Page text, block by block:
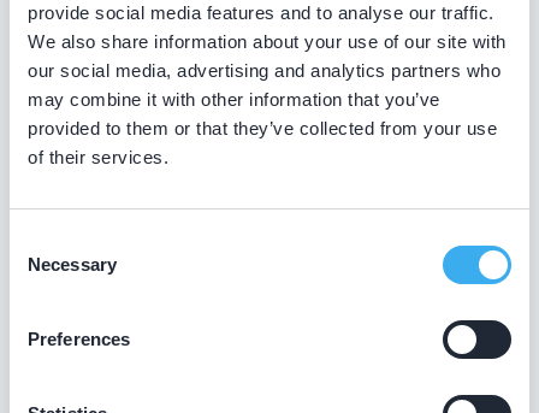
provide social media features and to analyse our traffic.
We also share information about your use of our site with
our social media, advertising and analytics partners who
may combine it with other information that you’ve
provided to them or that they’ve collected from your use
of their services.
Selection
Necessary
Preferences
Zoekt u een tandarts in Groot-ammers ? In de lijst
hierboven vindt u alle tandheelkundigen in Groot-ammers
, die aantoonbaar hun vak bijhouden. Bovendien kunt u
ook de kaartweergave aanklikken. Dan ziet u op een kaart
van Groot-ammers waar deze tandartsen gevestigd zijn.
De overheid verplicht tandartsen niet tot het volgen van
bij- en nascholing. De beroepsgroep zelf vindt het
leven lang blijven leren. Op die manier zijn ze op de
hoogte van de nieuwste tandheelkundige technieken.
Daarom laten tandartsen met een KRT-registratie graag